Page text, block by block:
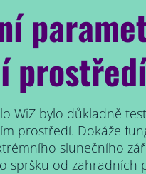
WiZ bylo důkladně
prostředí. Dokáže
slunečního
spršku od zahradních